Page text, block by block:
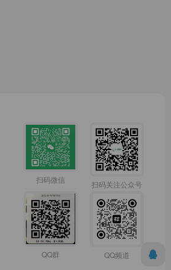
扫码微信 扫码关注公众号
QQ群 QQ频道